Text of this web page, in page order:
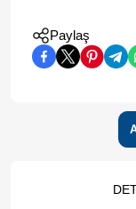
Paylaş